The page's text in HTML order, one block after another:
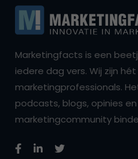
Marketingfacts is een
iedere dag vers. Wij zijn
marketingprofessionals.
podcasts, blogs, opinies
marketingcommunity